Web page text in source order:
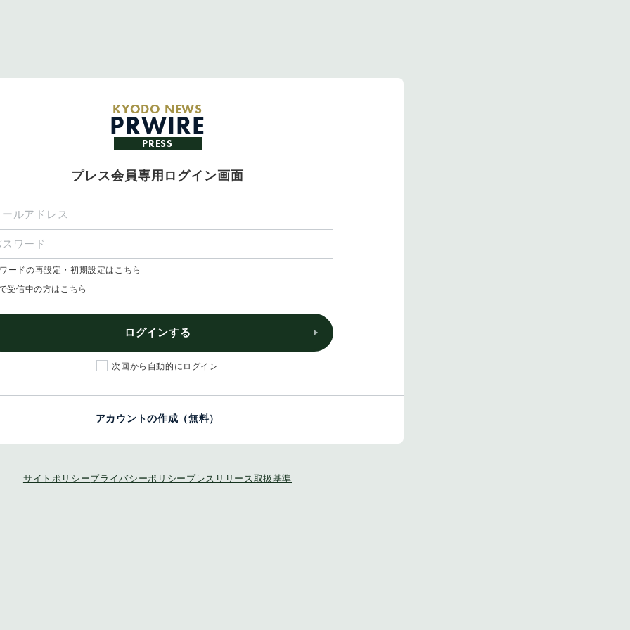
KYODO NEWS
PRWIRE
PRESS
プレス会員専用ログイン画面
ードの再設定・初期設定はこちら
受信中の方はこちら
ログインする
次回から自動的にログイン
アカウントの作成（無料）
サイトポリシープライバシーポリシー プレスリリース取扱基準